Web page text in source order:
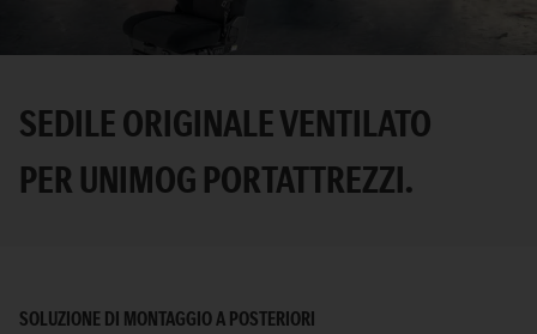
Italiano
SEDILE ORIGINALE VENTILATO
PER UNIMOG PORTATTREZZI.
SOLUZIONE DI MONTAGGIO A POSTERIORI